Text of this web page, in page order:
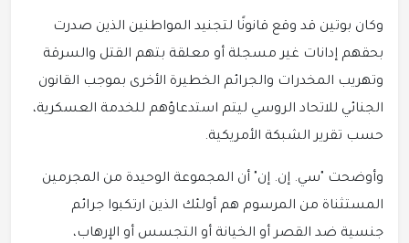
وكان بوتين قد وقع قانونًا لتجنيد المواطنين الذين صدرت
بحقهم إدانات غير مسجلة أو معلقة بتهم القتل والسرقة
وتهريب المخدرات والجرائم الخطيرة الأخرى بموجب القانون
الجنائي للاتحاد الروسي ليتم استدعاؤهم للخدمة العسكرية،
حسب تقرير الشبكة الأمريكية.
وأوضحت "سي. إن. إن" أن المجموعة الوحيدة من المجرمين
المستثناة من المرسوم هم أولئك الذين ارتكبوا جرائم
جنسية ضد القصر أو الخيانة أو التجسس أو الإرهاب،